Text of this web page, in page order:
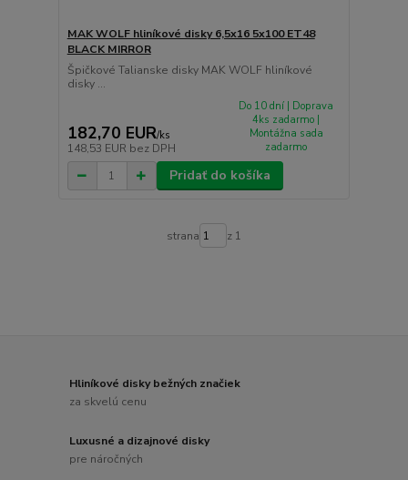
MAK WOLF hliníkové disky 6,5x16 5x100 ET48
BLACK MIRROR
Špičkové Talianske disky MAK WOLF hliníkové
disky ...
182,70 EUR/ks
148,53 EUR bez DPH
Do 10 dní | Doprava
4ks zadarmo |
Montážna sada
zadarmo
Pridať do košíka
strana z 1
Hliníkové disky bežných značiek
za skvelú cenu
Luxusné a dizajnové disky
pre náročných